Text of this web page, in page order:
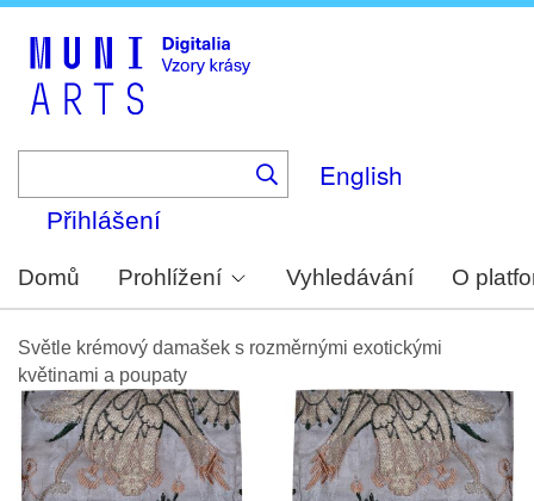
English
Přihlášení
Domů Prohlížení Vyhledávání O
Světle krémový damašek s rozměrnými exotickými
květinami a poupaty